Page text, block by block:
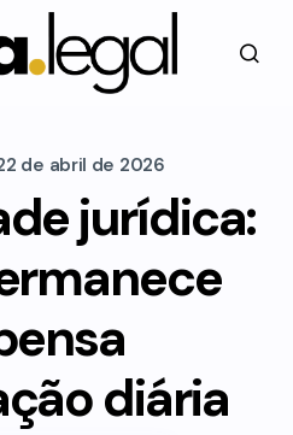
de abril de 2026
jurídica:
diária